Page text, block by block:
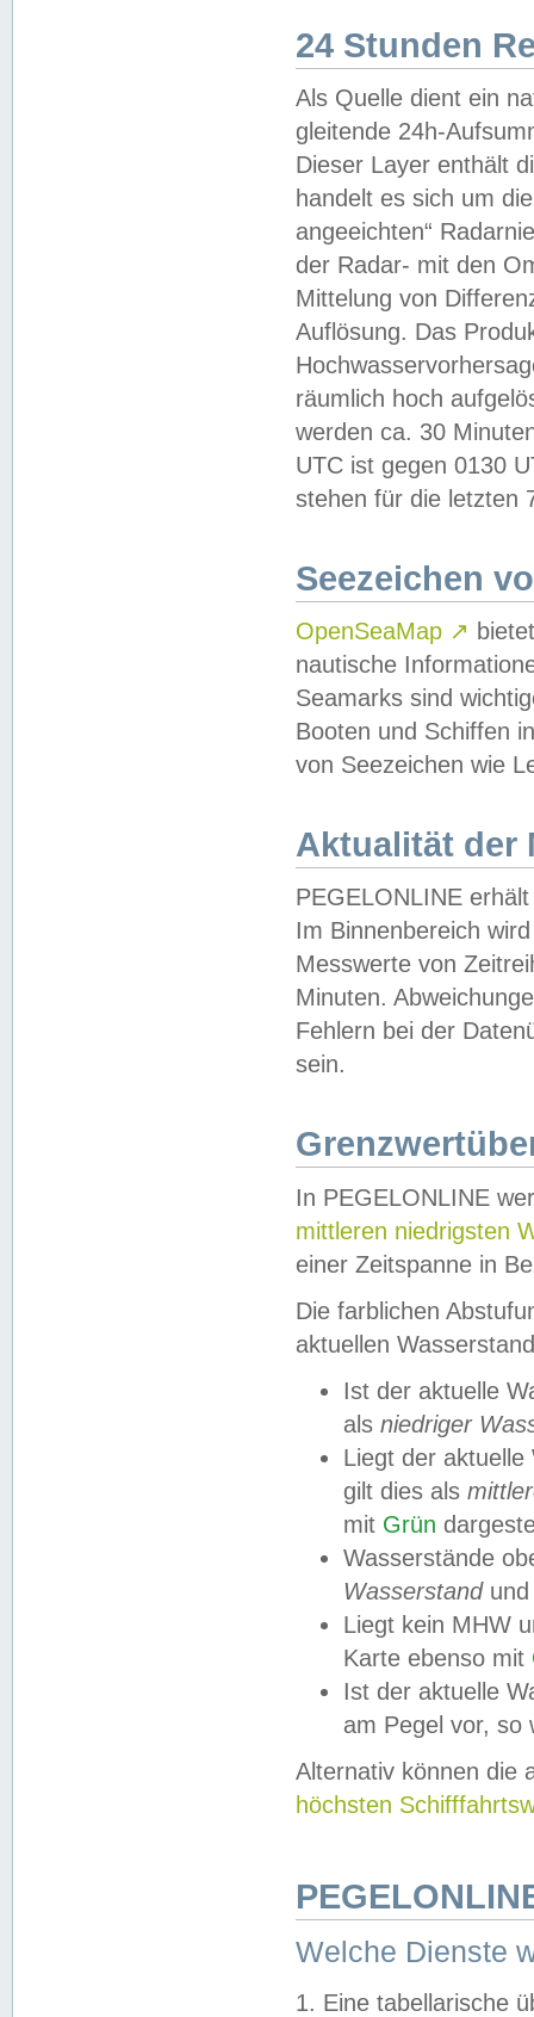
24 Stunden
Als Quelle dient ein
gleitende 24h-
Dieser Layer enthält
handelt es sich um
angeeichten“
der Radar- mit den
Mittelung von
Auflösung. Das
räumlich hoch
werden ca. 30
UTC ist gegen 0130
stehen für die letzten
Seezeichen
OpenSeaMap ↗
nautische
Seamarks sind
Booten und Schiffen
von Seezeichen wie
Aktualität der
PEGELONLINE
Im Binnenbereich
Messwerte von
Minuten.
Fehlern bei der
sein.
In PEGELONLINE
mittleren niedrigsten
einer Zeitspanne in
Die farblichen
aktuellen
Ist der aktuelle
als niedriger
Liegt der
gilt dies als
mit Grün
Wasserstände
Wasserstandund
Liegt kein MHW
Karte ebenso mit
Ist der aktuelle
am Pegel vor,
Alternativ können die
höchsten
Welche Dienste
1. Eine tabellarische